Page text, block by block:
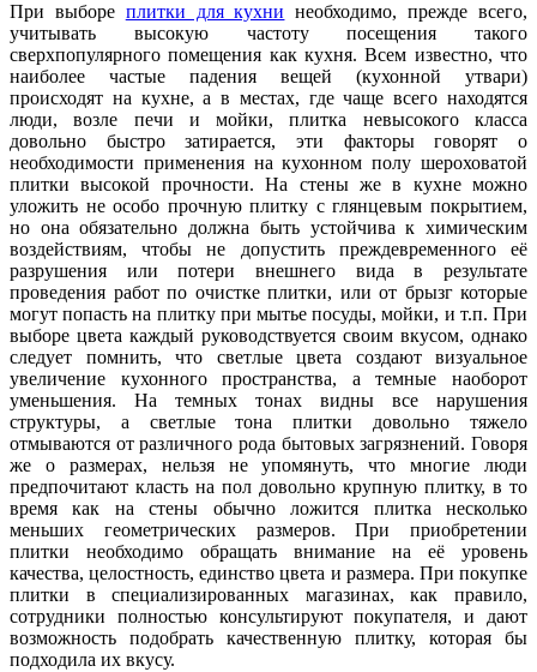
При выборе плитки для кухни необходимо, прежде всего,
учитывать высокую частоту посещения такого
сверхпопулярного помещения как кухня. Всем известно, что
наиболее частые падения вещей (кухонной утвари)
происходят на кухне, а в местах, где чаще всего находятся
люди, возле печи и мойки, плитка невысокого класса
довольно быстро затирается, эти факторы говорят о
необходимости применения на кухонном полу шероховатой
плитки высокой прочности. На стены же в кухне можно
уложить не особо прочную плитку с глянцевым покрытием,
но она обязательно должна быть устойчива к химическим
воздействиям, чтобы не допустить преждевременного её
разрушения или потери внешнего вида в результате
проведения работ по очистке плитки, или от брызг которые
могут попасть на плитку при мытье посуды, мойки, и т.п. При
выборе цвета каждый руководствуется своим вкусом, однако
следует помнить, что светлые цвета создают визуальное
увеличение кухонного пространства, а темные наоборот
уменьшения. На темных тонах видны все нарушения
структуры, а светлые тона плитки довольно тяжело
отмываются от различного рода бытовых загрязнений. Говоря
же о размерах, нельзя не упомянуть, что многие люди
предпочитают класть на пол довольно крупную плитку, в то
время как на стены обычно ложится плитка несколько
меньших геометрических размеров. При приобретении
плитки необходимо обращать внимание на её уровень
качества, целостность, единство цвета и размера. При покупке
плитки в специализированных магазинах, как правило,
сотрудники полностью консультируют покупателя, и дают
возможность подобрать качественную плитку, которая бы
подходила их вкусу.